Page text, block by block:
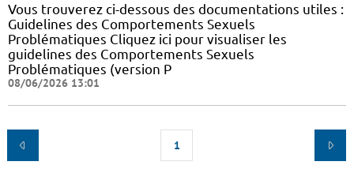
Vous trouverez ci-dessous des documentations utiles :
Guidelines des Comportements Sexuels
Problématiques Cliquez ici pour visualiser les
guidelines des Comportements Sexuels
Problématiques (version P
08/06/2026 13:01
1